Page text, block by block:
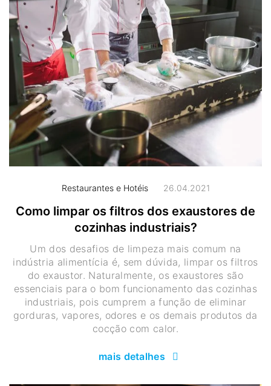
Restaurantes e Hotéis 26.04.2021
Como limpar os filtros dos exaustores de
cozinhas industriais?
Um dos desafios de limpeza mais comum na
indústria alimentícia é, sem dúvida, limpar os filtros
do exaustor. Naturalmente, os exaustores são
essenciais para o bom funcionamento das cozinhas
industriais, pois cumprem a função de eliminar
gorduras, vapores, odores e os demais produtos da
cocção com calor.
mais detalhes